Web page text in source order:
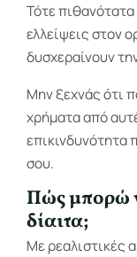
Τότε
ελλείψεις στον
δυσχεραίνουν
Μην ξεχνάς ότι
χρήματα από
επικινδυνότητα
σου.
Πώς μπορώ
δίαιτα;
Με ρεαλιστικές